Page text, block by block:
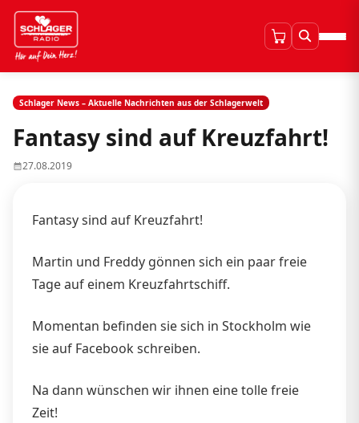
Schlager News – Aktuelle Nachrichten aus der Schlagerwelt
Fantasy sind auf Kreuzfahrt!
27.08.2019
Fantasy sind auf Kreuzfahrt!
Martin und Freddy gönnen sich ein paar freie
Tage auf einem Kreuzfahrtschiff.
Momentan befinden sie sich in Stockholm wie
sie auf Facebook schreiben.
Na dann wünschen wir ihnen eine tolle freie
Zeit!